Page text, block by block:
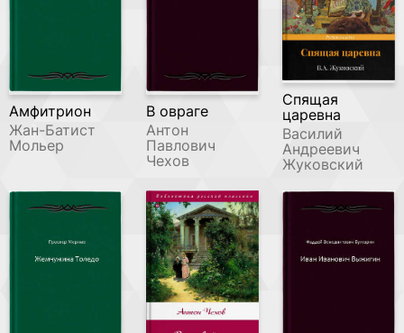
Амфитрион
Жан-Батист
Мольер
В овраге
Антон
Павлович
Чехов
Спящая
царевна
Василий
Андреевич
Жуковский